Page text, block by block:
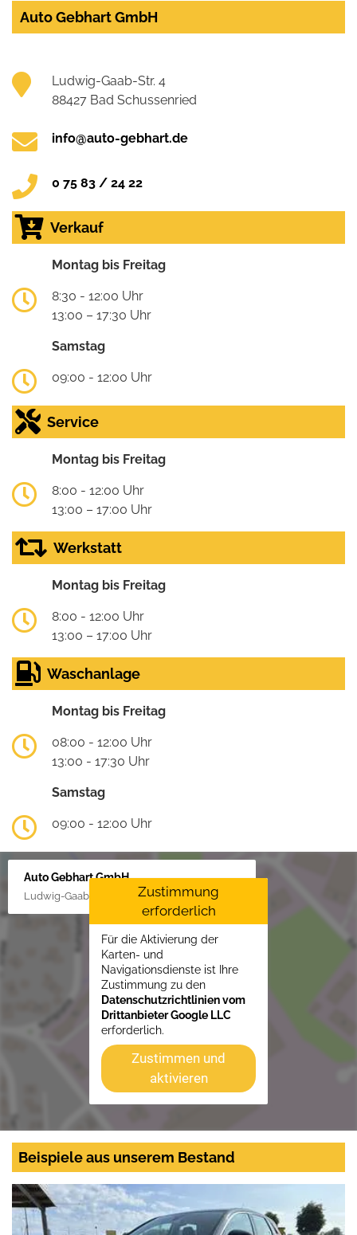
Auto Gebhart GmbH
Ludwig-Gaab-Str. 4
88427 Bad Schussenried
info@auto-gebhart.de
0 75 83 / 24 22
Verkauf
Montag bis Freitag
8:30 - 12:00 Uhr
13:00 – 17:30 Uhr
Samstag
09:00 - 12:00 Uhr
Service
Montag bis Freitag
8:00 - 12:00 Uhr
13:00 – 17:00 Uhr
Werkstatt
Montag bis Freitag
8:00 - 12:00 Uhr
13:00 – 17:00 Uhr
Waschanlage
Montag bis Freitag
08:00 - 12:00 Uhr
13:00 - 17:30 Uhr
Samstag
09:00 - 12:00 Uhr
Auto Gebhart GmbH
Ludwig-Gaab-Str. 4, 88427 Bad Schussenried
Zustimmung
erforderlich
Für die Aktivierung der
Karten- und
Navigationsdienste ist Ihre
Zustimmung zu den
Datenschutzrichtlinien vom
Drittanbieter Google LLC
erforderlich.
Zustimmen und
aktivieren
Beispiele aus unserem Bestand